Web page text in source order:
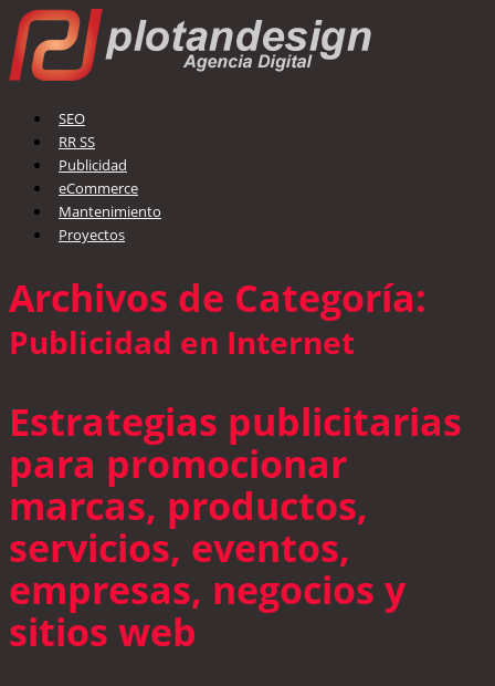
SEO
RR SS
Publicidad
eCommerce
Mantenimiento
Proyectos
Archivos de Categoría:
Publicidad en Internet
Estrategias publicitarias
para promocionar
marcas, productos,
servicios, eventos,
empresas, negocios y
sitios web